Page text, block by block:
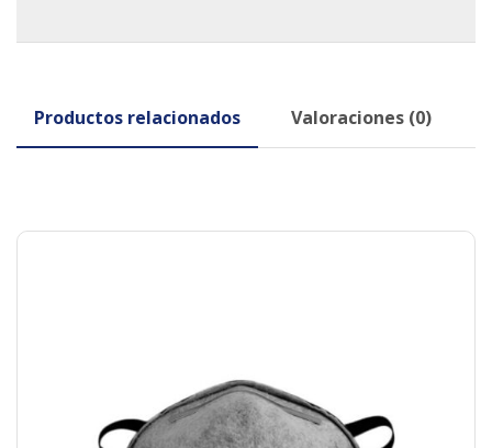
Productos relacionados Valoraciones (0)